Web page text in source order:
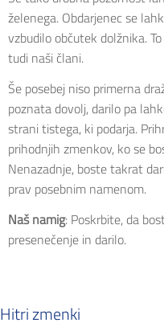
želenega. Obdarjenec se
vzbudilo občutek dolžnika.
tudi naši člani.
Še posebej niso primerna
poznata dovolj, darilo pa
strani tistega, ki podarja.
prihodnjih zmenkov, ko se
Nenazadnje, boste takrat
prav posebnim namenom.
Naš namig: Poskrbite, da
presenečenje in darilo.
Hitri zmenki